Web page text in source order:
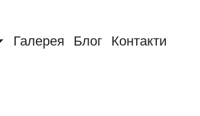
Галерея Блог Контакти